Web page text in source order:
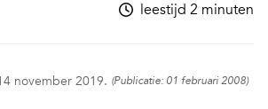
leestijd 2 minuten
november 2019. (Publicatie: 01 februari 2008)